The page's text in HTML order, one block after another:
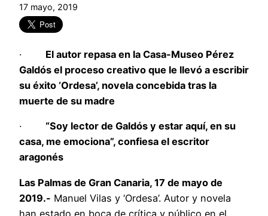
17 mayo, 2019
· El autor repasa en la Casa-Museo Pérez
Galdós el proceso creativo que le llevó a escribir
su éxito ‘Ordesa’, novela concebida tras la
muerte de su madre
· “Soy lector de Galdós y estar aquí, en su
casa, me emociona”, confiesa el escritor
aragonés
Las Palmas de Gran Canaria, 17 de mayo de
2019.- Manuel Vilas y ‘Ordesa’. Autor y novela
han estado en boca de crítica y público en el